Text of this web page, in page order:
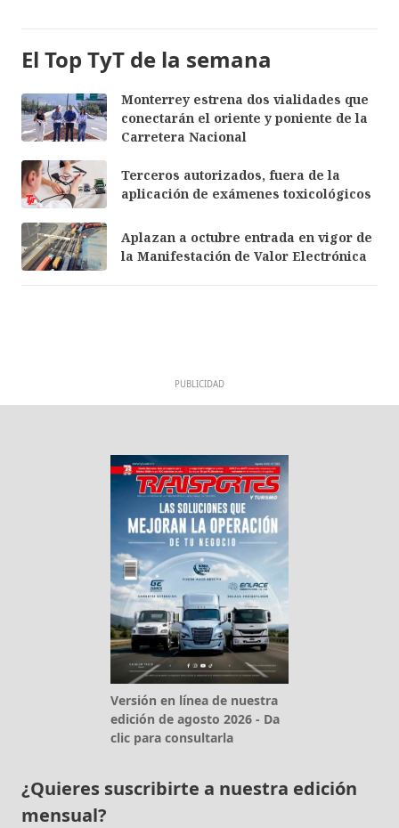
El Top TyT de la semana
Monterrey estrena dos vialidades que
conectarán el oriente y poniente de la
Carretera Nacional
Terceros autorizados, fuera de la
aplicación de exámenes toxicológicos
Aplazan a octubre entrada en vigor de
la Manifestación de Valor Electrónica
PUBLICIDAD
Versión en línea de nuestra
edición de agosto 2026 - Da
clic para consultarla
¿Quieres suscribirte a nuestra edición
mensual?